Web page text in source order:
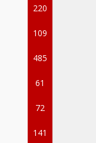
220
109
485
61
72
141